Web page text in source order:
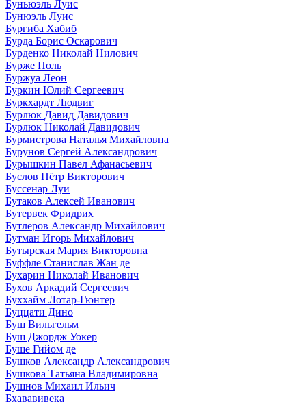
Буньюэль Луис
Бунюэль Луис
Бургиба Хабиб
Бурда Борис Оскарович
Бурденко Николай Нилович
Бурже Поль
Буржуа Леон
Буркин Юлий Сергеевич
Буркхардт Людвиг
Бурлюк Давид Давидович
Бурлюк Николай Давидович
Бурмистрова Наталья Михайловна
Бурунов Сергей Александрович
Бурышкин Павел Афанасьевич
Буслов Пётр Викторович
Буссенар Луи
Бутаков Алексей Иванович
Бутервек Фридрих
Бутлеров Александр Михайлович
Бутман Игорь Михайлович
Бутырская Мария Викторовна
Буффле Станислав Жан де
Бухарин Николай Иванович
Бухов Аркадий Сергеевич
Буххайм Лотар-Гюнтер
Буццати Дино
Буш Вильгельм
Буш Джордж Уокер
Буше Гийом де
Бушков Александр Александрович
Бушкова Татьяна Владимировна
Бушнов Михаил Ильич
Бхававивека